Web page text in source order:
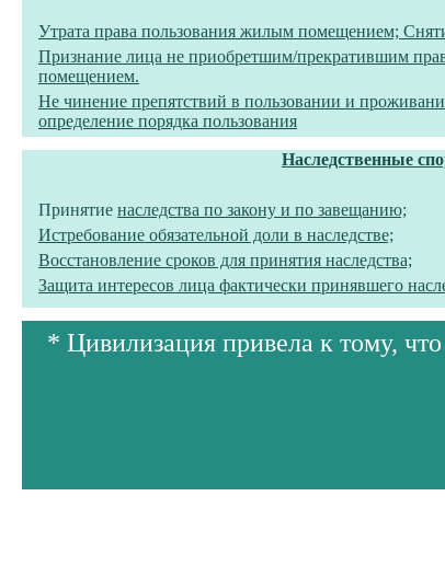
Утрата права пользования жилым помещением;
Признание лица не приобретшим/прекратившим
помещением.
Не чинение препятствий в пользовании и
определение порядка пользования
Наследственные
Принятие наследства по закону и по завещанию;
Истребование обязательной доли в наследстве;
Восстановление сроков для принятия наследства;
Защита интересов лица фактически принявшего
* Цивилизация привела к тому,